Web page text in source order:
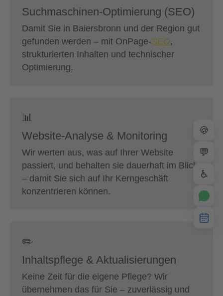
Suchmaschinen-Optimierung (SEO)
Damit Sie in Baiersbronn und der Region gut
gefunden werden – mit OnPage-SEO,
strukturierten Inhalten und technischer
Optimierung.
📊
Website-Analyse & Monitoring
Wir werten aus, was auf Ihrer Website
passiert, und behalten sie dauerhaft im Blick
– damit Sie sich auf Ihr Kerngeschäft
konzentrieren können.
✏️
Inhaltspflege & Aktualisierungen
Keine Zeit für die eigene Pflege? Wir
übernehmen das für Sie – zuverlässig und
🍪
💬
♿